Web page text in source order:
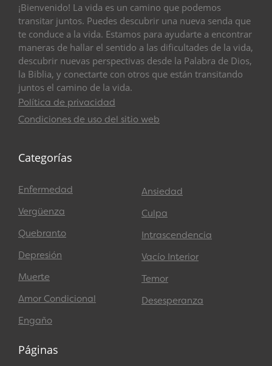
¡Bienvenido! La vida es un camino que podemos
transitar juntos. Puedes descubrir una nueva senda que
te conduce a la vida. Estamos para ayudarte a encontrar
maneras de hallar el sentido a las dificultades de la vida,
descubrir nuevas perspectivas desde la Palabra de Dios,
la Biblia, y conectarte con otros que están transitando
juntos el camino de la vida.
Política de privacidad
Condiciones de uso del sitio web
Categorías
Enfermedad
Vergüenza
Quebranto
Depresión
Muerte
Amor Condicional
Engaño
Ansiedad
Culpa
Intrascendencia
Vacío Interior
Temor
Desesperanza
Páginas